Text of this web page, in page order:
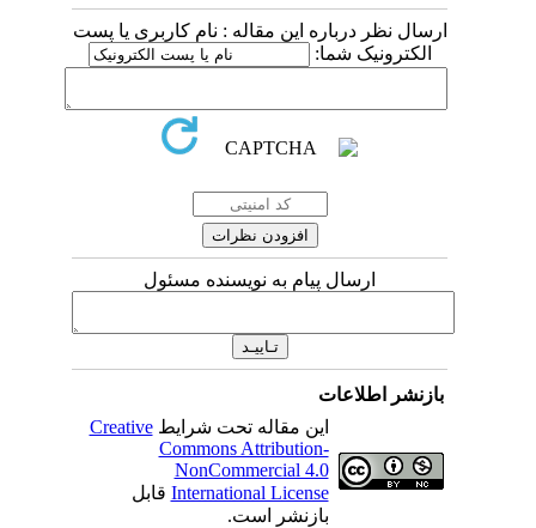
ارسال نظر درباره این مقاله : نام کاربری یا پست
الکترونیک شما:
ارسال پیام به نویسنده مسئول
بازنشر اطلاعات
این مقاله تحت شرایطCreative
Commons Attribution-
NonCommercial 4.0
International Licenseقابل
بازنشر است.